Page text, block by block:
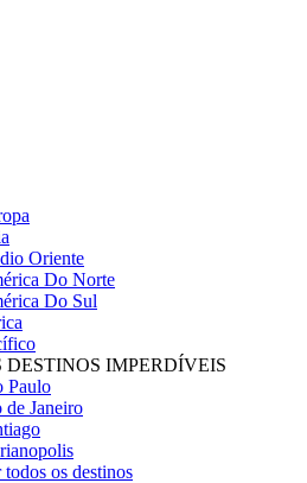
Oriente
Do Norte
Do Sul
DESTINOS IMPERDÍVEIS
Paulo
de Janeiro
todos os destinos